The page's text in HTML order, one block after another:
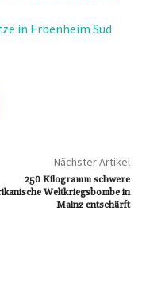
in Erbenheim Süd
Nächster Artikel
250 Kilogramm schwere
Weltkriegsbombe in
Mainz entschärft